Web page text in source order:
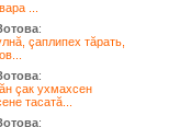
...
:
çаплипех тăрать,
:
çак ухмахсен
тасатă...
: